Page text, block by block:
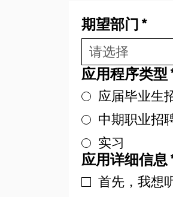
期望部门 *
请选择
应用程序类型
应届毕业生
中期职业招
实习
应用详细信息
首先，我想